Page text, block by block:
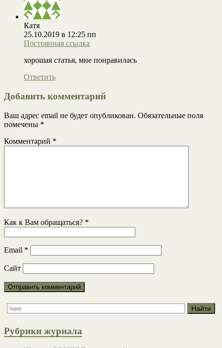
Катя
25.10.2019 в 12:25 пп
Постоянная ссылка
хорошая статья, мне понравилась
Ответить
Добавить комментарий
Ваш адрес email не будет опубликован. Обязательные поля
помечены *
Комментарий *
Как к Вам обращаться? *
Email *
Сайт
Рубрики журнала